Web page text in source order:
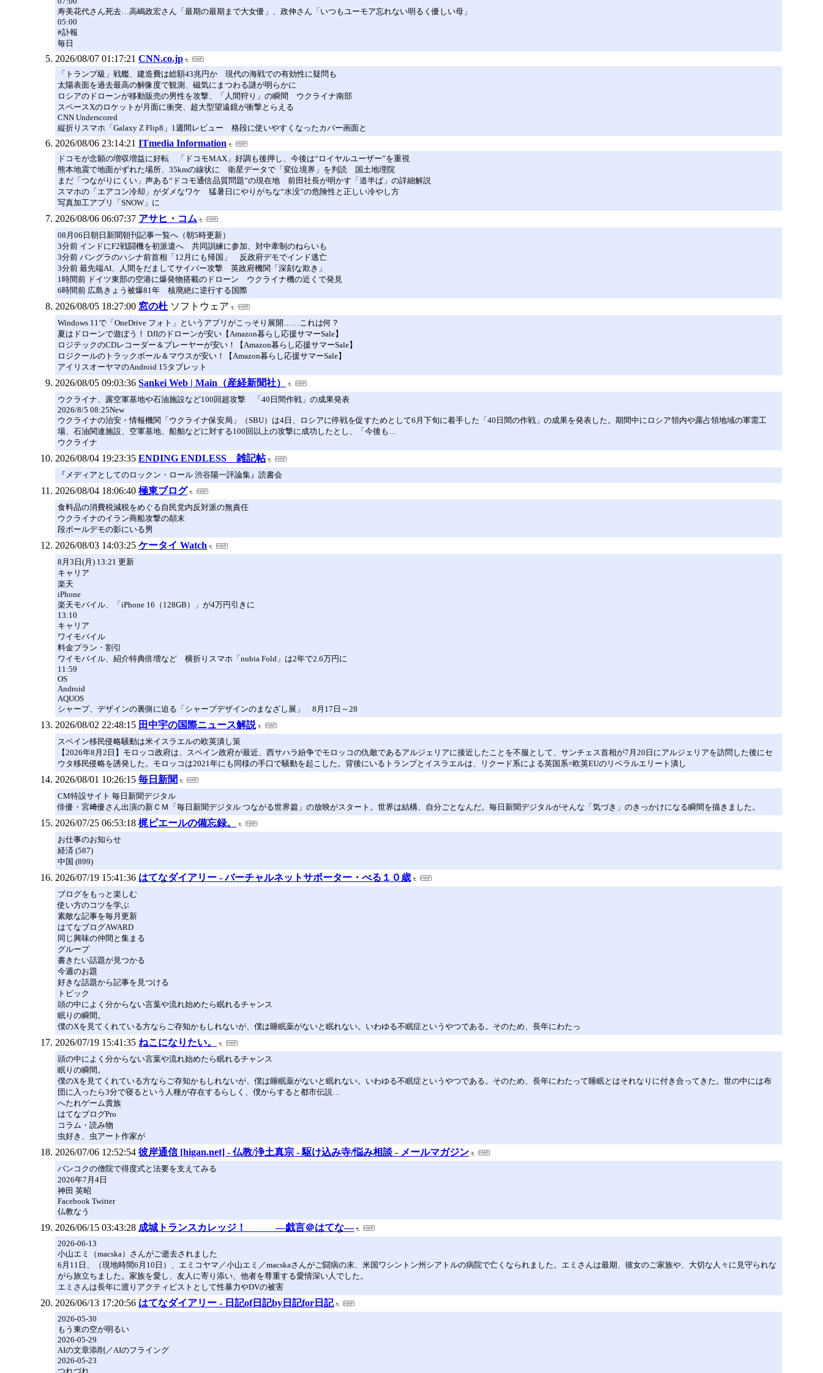
寿美花代さん死去…高嶋政宏さん「最期の最期まで大女優」、政伸さん「いつもユーモア忘れない明るく優しい母」
05:00
#訃報
毎日
2026/08/07 01:17:21 CNN.co.jp
「トランプ級」戦艦、建造費は総額43兆円か 現代の海戦での有効性に疑問も
太陽表面を過去最高の解像度で観測、磁気にまつわる謎が明らかに
ロシアのドローンが移動販売の男性を攻撃、「人間狩り」の瞬間 ウクライナ南部
スペースXのロケットが月面に衝突、超大型望遠鏡が衝撃とらえる
CNN Underscored
縦折りスマホ「Galaxy Z Flip8」1週間レビュー 格段に使いやすくなったカバー画面と
2026/08/06 23:14:21 ITmedia Information
ドコモが念願の増収増益に好転 「ドコモMAX」好調も後押し、今後は“ロイヤルユーザー”を重視
熊本地震で地面がずれた場所、35kmの線状に 衛星データで「変位境界」を判読 国土地理院
まだ「つながりにくい」声ある“ドコモ通信品質問題”の現在地 前田社長が明かす「道半ば」の詳細解説
スマホの「エアコン冷却」がダメなワケ 猛暑日にやりがちな“水没”の危険性と正しい冷やし方
写真加工アプリ「SNOW」に
2026/08/06 06:07:37 アサヒ・コム
08月06日朝日新聞朝刊記事一覧へ（朝5時更新）
3分前 インドにF2戦闘機を初派遣へ 共同訓練に参加、対中牽制のねらいも
3分前 バングラのハシナ前首相「12月にも帰国」 反政府デモでインド逃亡
3分前 最先端AI、人間をだましてサイバー攻撃 英政府機関「深刻な欺き」
1時間前 ドイツ東部の空港に爆発物搭載のドローン ウクライナ機の近くで発見
6時間前 広島きょう被爆81年 核廃絶に逆行する国際
2026/08/05 18:27:00 窓の杜 ソフトウェア
Windows 11で「OneDrive フォト」というアプリがこっそり展開……これは何？
夏はドローンで遊ぼう！ DJIのドローンが安い【Amazon暮らし応援サマーSale】
ロジテックのCDレコーダー＆プレーヤーが安い！【Amazon暮らし応援サマーSale】
ロジクールのトラックボール＆マウスが安い！【Amazon暮らし応援サマーSale】
アイリスオーヤマのAndroid 15タブレット
2026/08/05 09:03:36 Sankei Web | Main（産経新聞社）
ウクライナ、露空軍基地や石油施設など100回超攻撃 「40日間作戦」の成果発表
2026/8/5 08:25New
ウクライナの治安・情報機関「ウクライナ保安局」（SBU）は4日、ロシアに停戦を促すためとして6月下旬に着手した「40日間の作戦」の成果を発表した。期間中にロシア領内や露占領地域の軍需工
場、石油関連施設、空軍基地、船舶などに対する100回以上の攻撃に成功したとし、「今後も…
ウクライナ
2026/08/04 19:23:35 ENDING ENDLESS 雑記帖
『メディアとしてのロックン・ロール 渋谷陽一評論集』読書会
2026/08/04 18:06:40 極東ブログ
食料品の消費税減税をめぐる自民党内反対派の無責任
ウクライナのイラン商船攻撃の顛末
段ボールデモの影にいる男
2026/08/03 14:03:25 ケータイ Watch
8月3日(月) 13:21 更新
キャリア
楽天
iPhone
楽天モバイル、「iPhone 16（128GB）」が4万円引きに
13:10
キャリア
ワイモバイル
料金プラン・割引
ワイモバイル、紹介特典倍増など 横折りスマホ「nubia Fold」は2年で2.6万円に
11:59
OS
Android
AQUOS
シャープ、デザインの裏側に迫る「シャープデザインのまなざし展」 8月17日～28
2026/08/02 22:48:15 田中宇の国際ニュース解説
スペイン移民侵略騒動は米イスラエルの欧英潰し策
【2026年8月2日】モロッコ政府は、スペイン政府が最近、西サハラ紛争でモロッコの仇敵であるアルジェリアに接近したことを不服として、サンチェス首相が7月20日にアルジェリアを訪問した後にセ
ウタ移民侵略を誘発した。モロッコは2021年にも同様の手口で騒動を起こした。背後にいるトランプとイスラエルは、リクード系による英国系=欧英EUのリベラルエリート潰し
2026/08/01 10:26:15 毎日新聞
CM特設サイト 毎日新聞デジタル
俳優・宮﨑優さん出演の新ＣＭ「毎日新聞デジタル つながる世界篇」の放映がスタート。世界は結構、自分ごとなんだ。毎日新聞デジタルがそんな「気づき」のきっかけになる瞬間を描きました。
2026/07/25 06:53:18 梶ピエールの備忘録。
お仕事のお知らせ
経済 (587)
中国 (899)
2026/07/19 15:41:36 はてなダイアリー - バーチャルネットサポーター・べる１０歳
ブログをもっと楽しむ
使い方のコツを学ぶ
素敵な記事を毎月更新
はてなブログAWARD
同じ興味の仲間と集まる
グループ
書きたい話題が見つかる
今週のお題
好きな話題から記事を見つける
トピック
頭の中によく分からない言葉や流れ始めたら眠れるチャンス
眠りの瞬間。
僕のXを見てくれている方ならご存知かもしれないが、僕は睡眠薬がないと眠れない。いわゆる不眠症というやつである。そのため、長年にわたっ
2026/07/19 15:41:35 ねこになりたい。
頭の中によく分からない言葉や流れ始めたら眠れるチャンス
眠りの瞬間。
僕のXを見てくれている方ならご存知かもしれないが、僕は睡眠薬がないと眠れない。いわゆる不眠症というやつである。そのため、長年にわたって睡眠とはそれなりに付き合ってきた。世の中には布
団に入ったら3分で寝るという人種が存在するらしく、僕からすると都市伝説…
へたれゲーム貴族
はてなブログPro
コラム・読み物
虫好き、虫アート作家が
2026/07/06 12:52:54 彼岸通信 [higan.net] - 仏教/浄土真宗 - 駆け込み寺/悩み相談 - メールマガジン
バンコクの僧院で得度式と法要を支えてみる
2026年7月4日
神田 英昭
Facebook Twitter
仏教なう
2026/06/15 03:43:28 成城トランスカレッジ！ ―戯言＠はてな―
2026-06-13
小山エミ（macska）さんがご逝去されました
6月11日、（現地時間6月10日）、エミコヤマ／小山エミ／macskaさんがご闘病の末、米国ワシントン州シアトルの病院で亡くなられました。エミさんは最期、彼女のご家族や、大切な人々に見守られな
がら旅立ちました。家族を愛し、友人に寄り添い、他者を尊重する愛情深い人でした。
エミさんは長年に渡りアクティビストとして性暴力やDVの被害
2026/06/13 17:20:56 はてなダイアリー - 日記of日記by日記for日記
2026-05-30
もう東の空が明るい
2026-05-29
AIの文章添削／AIのフライング
2026-05-23
つれづれ